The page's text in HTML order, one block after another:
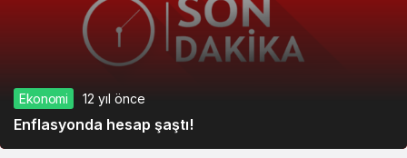
Ekonomi 12 yıl önce
Enflasyonda hesap şaştı!